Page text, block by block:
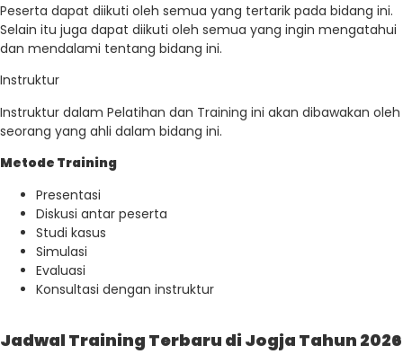
Peserta dapat diikuti oleh semua yang tertarik pada bidang ini.
Selain itu juga dapat diikuti oleh semua yang ingin mengatahui
dan mendalami tentang bidang ini.
Instruktur
Instruktur dalam Pelatihan dan Training ini akan dibawakan oleh
seorang yang ahli dalam bidang ini.
Metode Training
Presentasi
Diskusi antar peserta
Studi kasus
Simulasi
Evaluasi
Konsultasi dengan instruktur
Jadwal Training Terbaru di Jogja Tahun 2026